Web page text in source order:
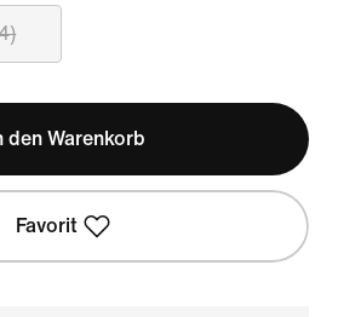
den Warenkorb
Favorit